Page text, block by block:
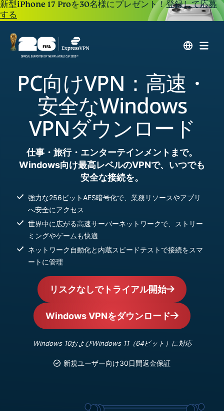
新型iPhone 17 Proを30名様にプレゼント！登録して応募
する
PC向けVPN：高速・
安全なWindows
VPNダウンロード
仕事・旅行・エンターテインメントまで。
Windows向け最高レベルのVPNで、いつでも
安全な接続を。
強力な256ビットAES暗号化で、業務リソースやアプリ
へ安全にアクセス
世界中に広がる高速サーバーネットワークで、ストリー
ミングやゲームも快適
ネットワーク自動化と内蔵スピードテストで接続をスマ
ートに管理
リスクなしでトライアル開始
Windows VPNをダウンロード
Windows 10およびWindows 11（64ビット）に対応
新規ユーザー向け30日間返金保証